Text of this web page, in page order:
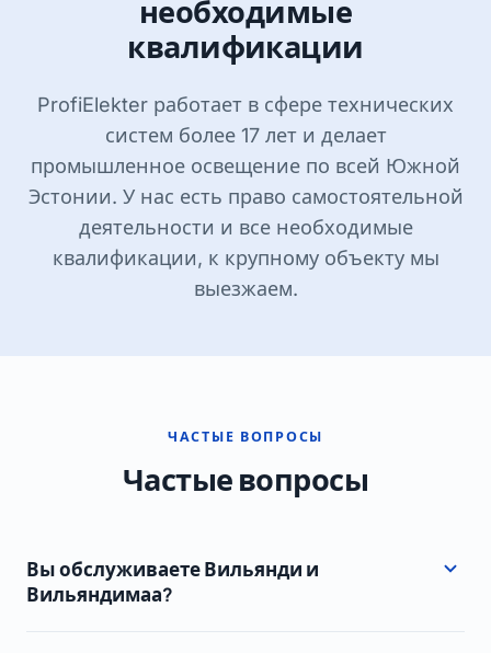
необходимые
квалификации
ProfiElekter работает в сфере технических
систем более 17 лет и делает
промышленное освещение по всей Южной
Эстонии. У нас есть право самостоятельной
деятельности и все необходимые
квалификации, к крупному объекту мы
выезжаем.
ЧАСТЫЕ ВОПРОСЫ
Частые вопросы
Вы обслуживаете Вильянди и
Вильяндимаа?